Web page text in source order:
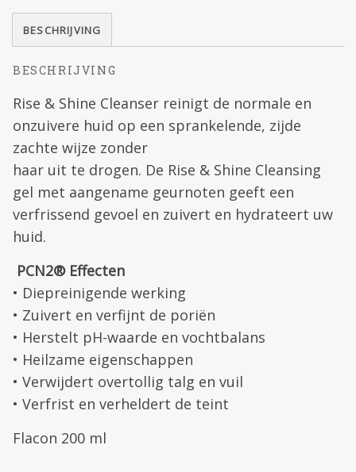
BESCHRIJVING
BESCHRIJVING
Rise & Shine Cleanser reinigt de normale en
onzuivere huid op een sprankelende, zijde
zachte wijze zonder
haar uit te drogen. De Rise & Shine Cleansing
gel met aangename geurnoten geeft een
verfrissend gevoel en zuivert en hydrateert uw
huid.
PCN2® Effecten
• Diepreinigende werking
• Zuivert en verfijnt de poriën
• Herstelt pH-waarde en vochtbalans
• Heilzame eigenschappen
• Verwijdert overtollig talg en vuil
• Verfrist en verheldert de teint
Flacon 200 ml